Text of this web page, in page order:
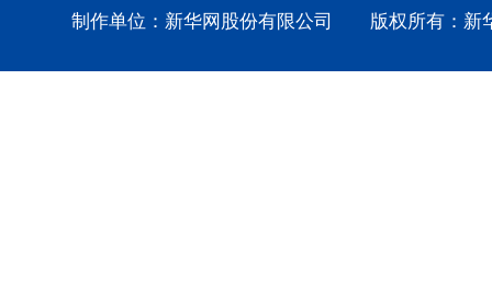
制作单位：新华网股份有限公司 版权所有：新